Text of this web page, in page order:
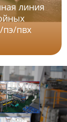
линия
пэ/пвх